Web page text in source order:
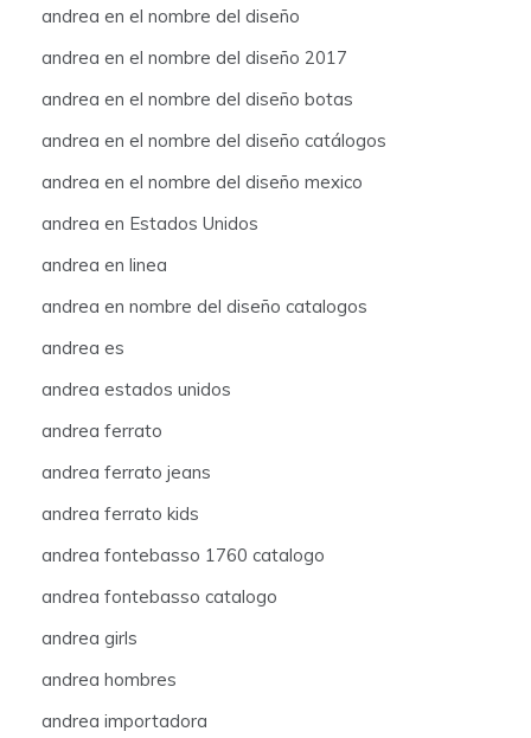
andrea en el nombre del diseño
andrea en el nombre del diseño 2017
andrea en el nombre del diseño botas
andrea en el nombre del diseño catálogos
andrea en el nombre del diseño mexico
andrea en Estados Unidos
andrea en linea
andrea en nombre del diseño catalogos
andrea es
andrea estados unidos
andrea ferrato
andrea ferrato jeans
andrea ferrato kids
andrea fontebasso 1760 catalogo
andrea fontebasso catalogo
andrea girls
andrea hombres
andrea importadora